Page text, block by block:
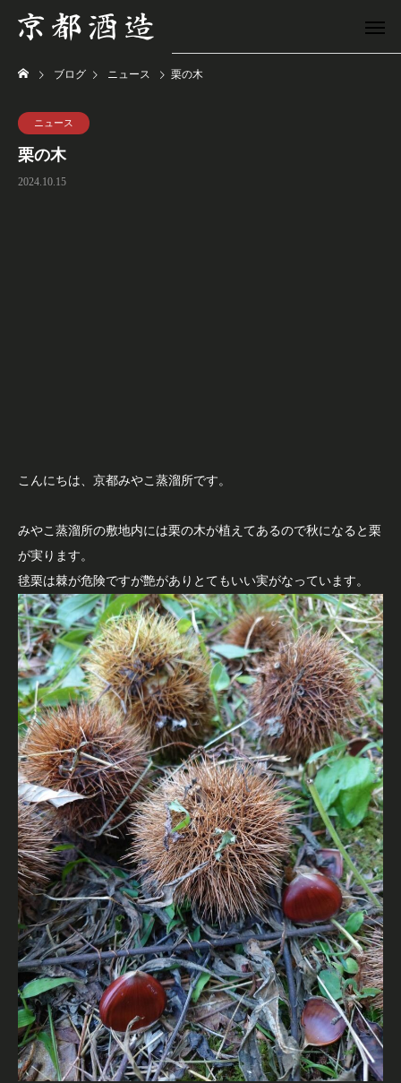
ブログ ニュース 栗の木
ニュース
栗の木
2024.10.15
こんにちは、京都みやこ蒸溜所です。
みやこ蒸溜所の敷地内には栗の木が植えてあるので秋になると栗
が実ります。
毬栗は棘が危険ですが艶がありとてもいい実がなっています。